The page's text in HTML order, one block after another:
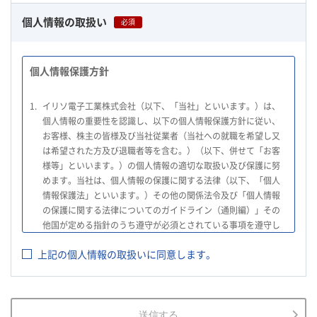
個人情報の取扱い 必須
個人情報保護方針
1. イリソ電子工業株式会社（以下、「当社」といいます。）は、
個人情報の重要性を認識し、以下の個人情報保護方針に従い、
お客様、株主の皆様及び当社従業者（当社への就職を希望し又
は希望された方及び退職者等を含む。）（以下、併せて「お客
様等」といいます。）の個人情報の適切な取扱い及び保護に努
めます。当社は、個人情報の保護に関する法律（以下、「個人
情報保護法」といいます。）その他の関係法令及び「個人情報
の保護に関する法律についてのガイドライン（通則編）」その
他国が定める指針のうち遵守が必須とされている事項を遵守し
2.
当社は、お客様等の個人情報を適正に取得し、法令で不要とさ
れている場合を除き、お客様等の個人情報の利用目的を通知又
当社は、お客様等の個人データについて、不正アクセス、漏え
上記の個人情報の取扱いに同意します。